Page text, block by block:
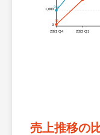
2021 Q4 2022 Q1
1,000
0
952
76
売上推移の